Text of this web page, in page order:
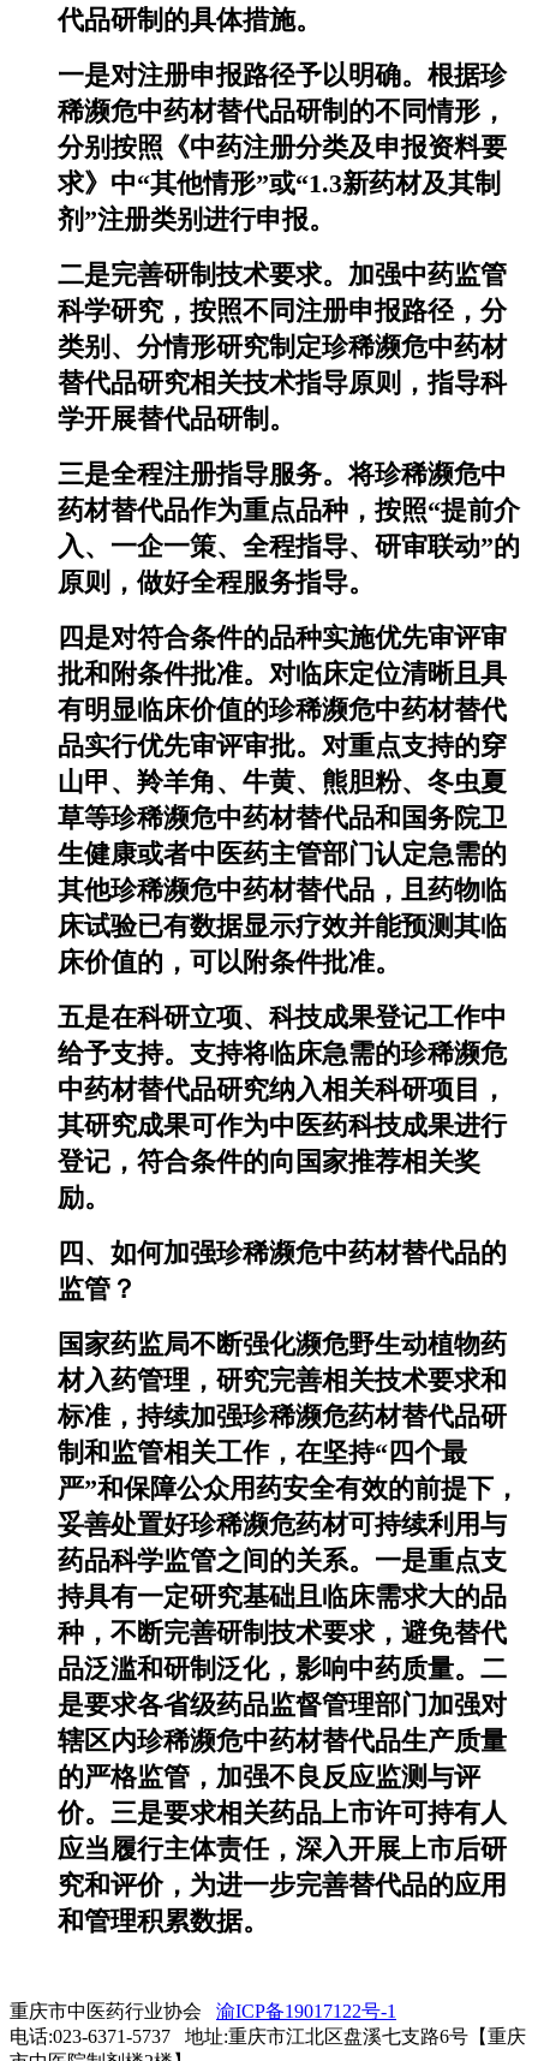
代品研制的具体措施。
一是对注册申报路径予以明确。根据珍
稀濒危中药材替代品研制的不同情形，
分别按照《中药注册分类及申报资料要
求》中“其他情形”或“1.3新药材及其制
剂”注册类别进行申报。
二是完善研制技术要求。加强中药监管
科学研究，按照不同注册申报路径，分
类别、分情形研究制定珍稀濒危中药材
替代品研究相关技术指导原则，指导科
学开展替代品研制。
三是全程注册指导服务。将珍稀濒危中
药材替代品作为重点品种，按照“提前介
入、一企一策、全程指导、研审联动”的
原则，做好全程服务指导。
四是对符合条件的品种实施优先审评审
批和附条件批准。对临床定位清晰且具
有明显临床价值的珍稀濒危中药材替代
品实行优先审评审批。对重点支持的穿
山甲、羚羊角、牛黄、熊胆粉、冬虫夏
草等珍稀濒危中药材替代品和国务院卫
生健康或者中医药主管部门认定急需的
其他珍稀濒危中药材替代品，且药物临
床试验已有数据显示疗效并能预测其临
床价值的，可以附条件批准。
五是在科研立项、科技成果登记工作中
给予支持。支持将临床急需的珍稀濒危
中药材替代品研究纳入相关科研项目，
其研究成果可作为中医药科技成果进行
登记，符合条件的向国家推荐相关奖
励。
四、如何加强珍稀濒危中药材替代品的
监管？
国家药监局不断强化濒危野生动植物药
材入药管理，研究完善相关技术要求和
标准，持续加强珍稀濒危药材替代品研
制和监管相关工作，在坚持“四个最
严”和保障公众用药安全有效的前提下，
妥善处置好珍稀濒危药材可持续利用与
药品科学监管之间的关系。一是重点支
持具有一定研究基础且临床需求大的品
种，不断完善研制技术要求，避免替代
品泛滥和研制泛化，影响中药质量。二
是要求各省级药品监督管理部门加强对
辖区内珍稀濒危中药材替代品生产质量
的严格监管，加强不良反应监测与评
价。三是要求相关药品上市许可持有人
应当履行主体责任，深入开展上市后研
究和评价，为进一步完善替代品的应用
和管理积累数据。
重庆市中医药行业协会 渝ICP备19017122号-1
电话:023-6371-5737 地址:重庆市江北区盘溪七支路6号【重庆